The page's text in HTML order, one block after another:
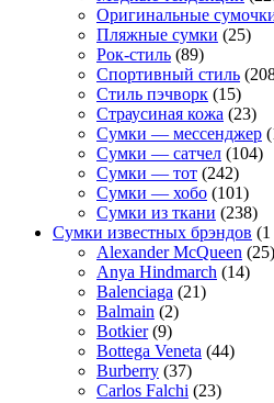
Оригинальные
Пляжные сумки (25)
Рок-стиль (89)
Спортивный стиль
Стиль пэчворк (15)
Страусиная кожа (23)
Сумки — мессенджер
Сумки — сатчел (104)
Сумки — тот (242)
Сумки — хобо (101)
Сумки из ткани (238)
Сумки известных брэндов (1
Alexander McQueen (25)
Anya Hindmarch (14)
Balenciaga (21)
Balmain (2)
Botkier(9)
Bottega Veneta (44)
Burberry (37)
Carlos Falchi (23)